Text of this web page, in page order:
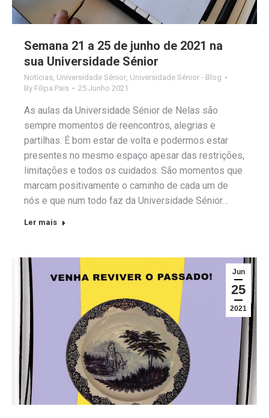
Semana 21 a 25 de junho de 2021 na
sua Universidade Sénior
Notícias, Universidade Sénior, Universidade Sénior - Blog
By Filipa Pais 25 Junho 2021
As aulas da Universidade Sénior de Nelas são
sempre momentos de reencontros, alegrias e
partilhas. É bom estar de volta e podermos estar
presentes no mesmo espaço apesar das restrições,
limitações e todos os cuidados. São momentos que
marcam positivamente o caminho de cada um de
nós e que num todo faz da Universidade Sénior…
Ler mais
Jun
25
2021